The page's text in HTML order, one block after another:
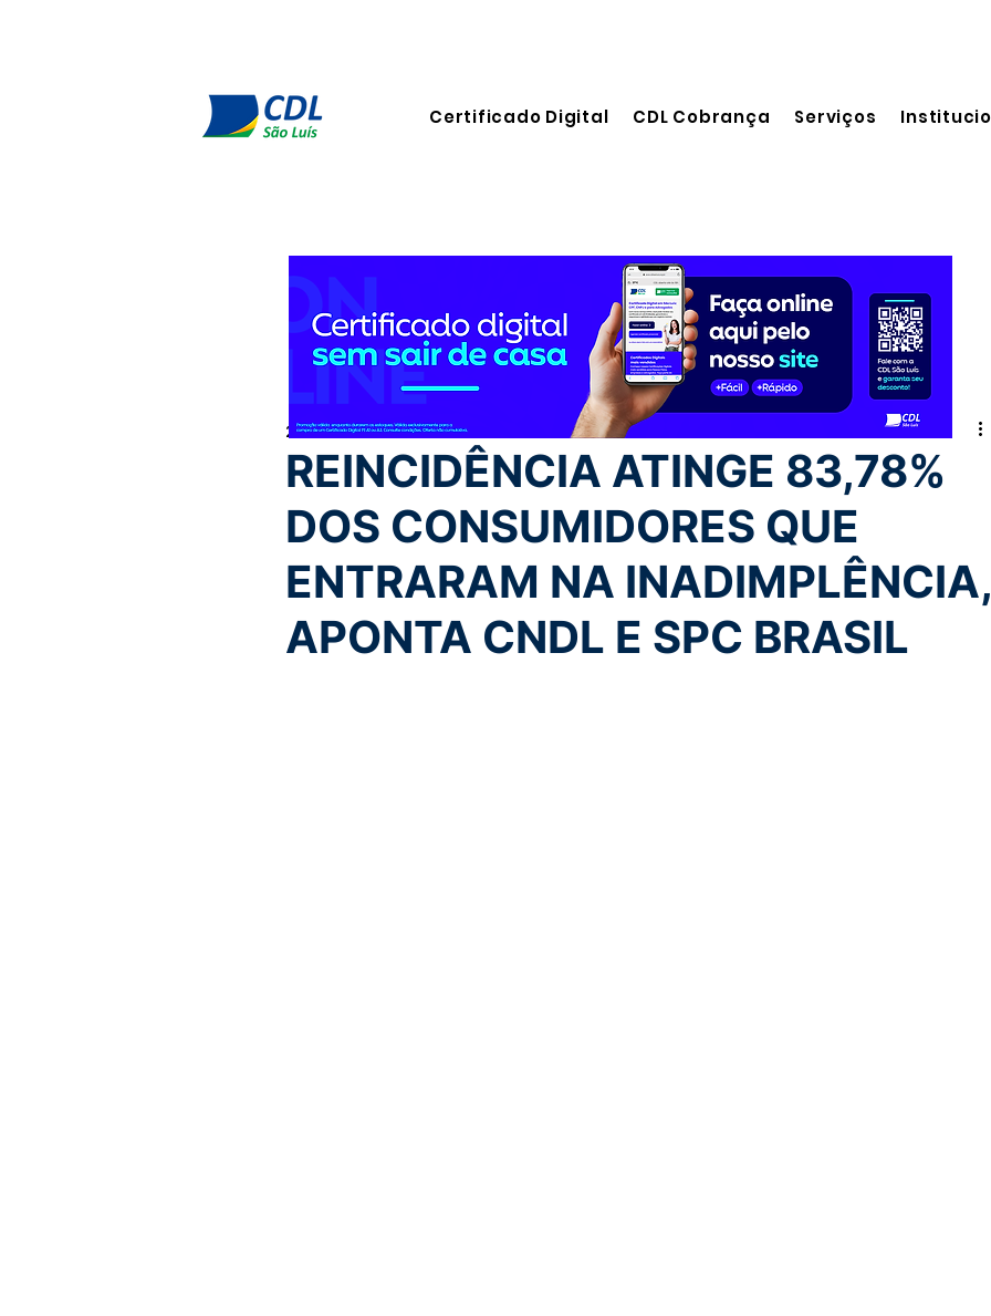
Certificado Digital CDL Cobrança Serviços
REINCIDÊNCIA ATINGE 83,78%
DOS CONSUMIDORES QUE
ENTRARAM NA INADIMPLÊNCIA,
APONTA CNDL E SPC BRASIL
26 de dez. de 2025 3 min de leitura